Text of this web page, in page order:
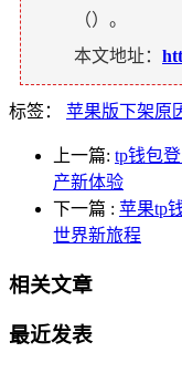
（）。
本文地址：
标签： 苹果版下架原
上一篇: tp钱包
产新体验
下一篇 : 苹果tp
世界新旅程
相关文章
最近发表